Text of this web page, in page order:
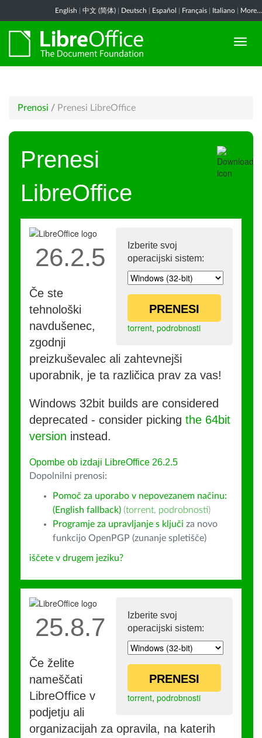
English 中文 (简体) Deutsch Español Français Italiano More...
Prenosi / Prenesi LibreOffice
Prenesi
LibreOffice
Izberite svoj
operacijski sistem:
PRENESI
torrent, podrobnosti
26.2.5
Če ste
tehnološki
navdušenec,
zgodnji
preizkuševalec ali zahtevnejši
uporabnik, je ta različica prav za vas!
Windows 32bit builds are considered
deprecated - consider picking the 64bit
version instead.
Opombe ob izdaji LibreOffice 26.2.5
Dopolnilni prenosi:
Pomoč za uporabo v nepovezanem načinu:
(English fallback) (torrent, podrobnosti)
Programje za upravljanje s ključi za novo
funkcijo OpenPGP (zunanje spletišče)
iščete v drugem jeziku?
Izberite svoj
operacijski sistem:
PRENESI
torrent, podrobnosti
25.8.7
Če želite
nameščati
LibreOffice v
podjetju ali
organizacijah za opravila, na katerih